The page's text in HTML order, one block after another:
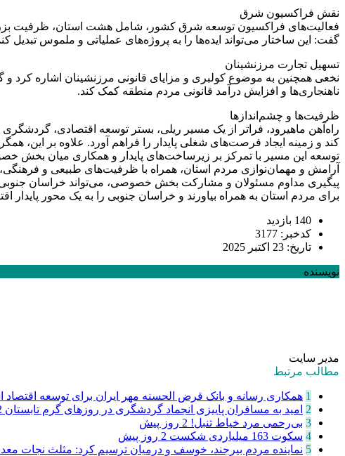
نقش فراکسیون شرق
فعالیت‌های فراکسیون توسعه شرق کشور، شامل هشت استان، ظرفیت
گفت: این ساختار می‌تواند ایده‌ها را به پروژه‌های عملیاتی و ملموس تبدیل
تسهیل تجارت مرزنشینان
نخعی همچنین به موضوع کولبری و مزایای قانونی مرزنشینان اشاره کرد
ناهنجاری‌ها و افزایش درآمد قانونی مردم منطقه کمک کند.
ظرفیت‌ها و چشم‌اندازها
راه‌آهن ماهیرود، فراتر از یک مسیر ریلی، بستر توسعه اقتصادی،
کند و زمینه ایجاد فرصت‌های شغلی پایدار را فراهم آورد. علاوه بر
توسعه این مسیر با تمرکز بر زیرساخت‌های پایدار و همکاری میان بخش
آرامش و مهمان‌نوازی مردم استان، همراه با ظرفیت‌های طبیعی و
پیگیری مداوم مسئولان و مشارکت بخش خصوصی، می‌تواند خراسان جنوبی
برای مردم استان به همراه بیاورند و خراسان جنوبی را به یک محور
140 بازدید
کدخبر: 3177
تاریخ: 23 اکتبر 2025
نویسنده
مدیر سایت
مطالب مرتبط
1 همکاری رسانه و بانک قرض الحسنه مهر ایران برای توسعه اقتصاد
2 امید به مسافران پاییزی انجماد گردشگری در روزهای گرم تابستان 2
3 ‌بی‌رحمی مرد خیاط تنبل! 2 روز پیش
4 سکوت 163 میلیاردی شکست
2 روز پیش
5 نماینده مردم بیرجند، خوسف و درمیان ترسیم کرد: مثلث نجات